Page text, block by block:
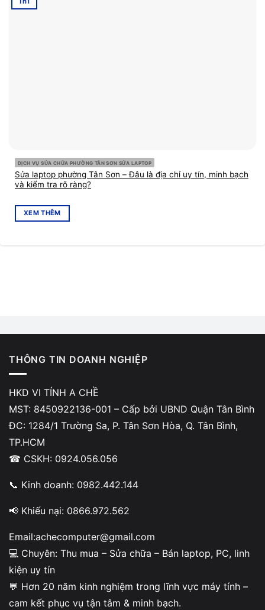
DỊCH VỤ SỬA CHỮA PHƯỜNG TÂN SƠN SỬA LAPTOP
Sửa laptop phường Tân Sơn – Đâu là địa chỉ uy tín, minh bạch
và kiểm tra rõ ràng?
XEM THÊM
THÔNG TIN DOANH NGHIỆP
HKD VI TÍNH A CHỀ
MST: 8450922136-001 – Cấp bởi UBND Quận Tân Bình
ĐC: 1284/1 Trường Sa, P. Tân Sơn Hòa, Q. Tân Bình,
TP.HCM
☎ CSKH: 0924.056.056
📞 Kinh doanh: 0982.442.144
📢 Khiếu nại: 0866.972.562
Email:achecomputer@gmail.com
💻 Chuyên: Thu mua – Sửa chữa – Bán laptop, PC, linh
kiện uy tín
💬 Hơn 20 năm kinh nghiệm trong lĩnh vực máy tính –
cam kết phục vụ tận tâm & minh bạch.